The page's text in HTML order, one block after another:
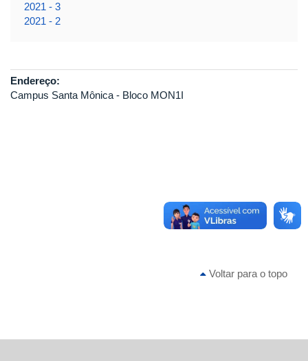
2021 - 3
2021 - 2
Endereço:
Campus Santa Mônica - Bloco MON1I
Voltar para o topo